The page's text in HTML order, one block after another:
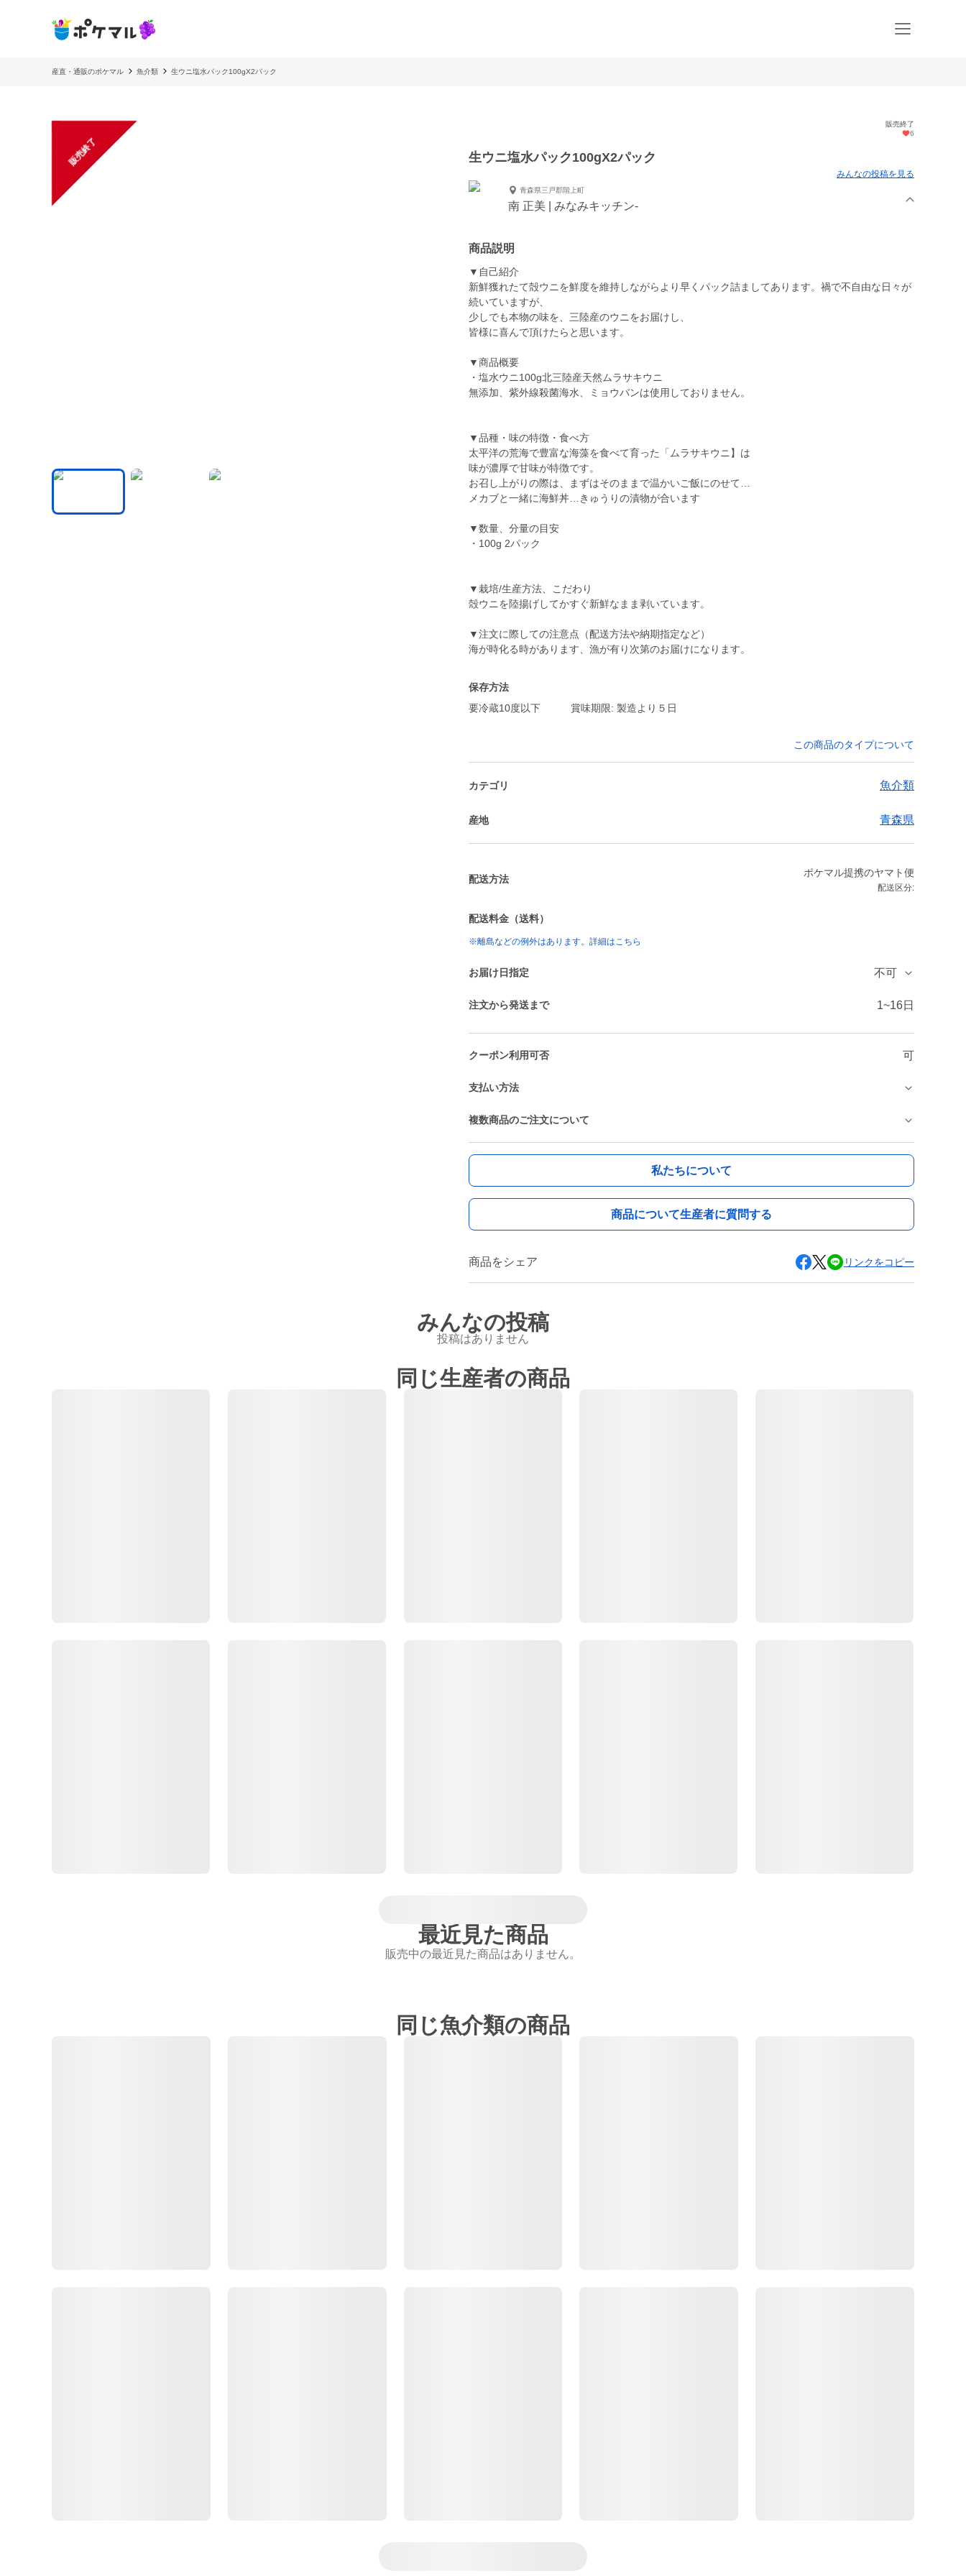
産直・通販のポケマル 魚介類 生ウニ塩水パック100gX2パック
販売終了
販売終了
6
生ウニ塩水パック100gX2パック
みんなの投稿を見る
青森県三戸郡階上町
南 正美 | みなみキッチン-
商品説明
▼自己紹介
新鮮獲れたて殻ウニを鮮度を維持しながらより早くパック詰ましてあります。禍で不自由な日々が
続いていますが、
少しでも本物の味を、三陸産のウニをお届けし、
皆様に喜んで頂けたらと思います。
▼商品概要
・塩水ウニ100g北三陸産天然ムラサキウニ
無添加、紫外線殺菌海水、ミョウバンは使用しておりません。
▼品種・味の特徴・食べ方
太平洋の荒海で豊富な海藻を食べて育った「ムラサキウニ】は
味が濃厚で甘味が特徴です。
お召し上がりの際は、まずはそのままで温かいご飯にのせて…
メカブと一緒に海鮮丼…きゅうりの漬物が合います
▼数量、分量の目安
・100g 2パック
▼栽培/生産方法、こだわり
殻ウニを陸揚げしてかすぐ新鮮なまま剥いています。
▼注文に際しての注意点（配送方法や納期指定など）
海が時化る時があります、漁が有り次第のお届けになります。
保存方法
要冷蔵10度以下 賞味期限: 製造より５日
この商品のタイプについて
カテゴリ 魚介類
産地 青森県
配送方法
ポケマル提携のヤマト便
配送区分:
配送料金（送料）
※離島などの例外はあります。詳細はこちら
お届け日指定 不可
注文から発送まで 1~16日
クーポン利用可否 可
支払い方法
複数商品のご注文について
私たちについて
商品について生産者に質問する
商品をシェア リンクをコピー
みんなの投稿
投稿はありません
同じ生産者の商品
最近見た商品
販売中の最近見た商品はありません。
同じ魚介類の商品